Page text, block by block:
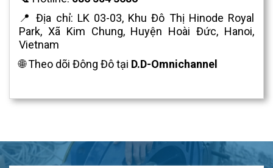
📍 Địa chỉ: LK 03-03, Khu Đô Thị Hinode Royal
Park, Xã Kim Chung, Huyện Hoài Đức, Hanoi,
Vietnam
🌐 Theo dõi Đông Đô tại D.D-Omnichannel